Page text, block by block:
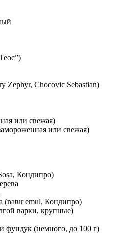
Zephyr, Chocovic Sebastian)
или свежая)
или свежая)
Кондипро)
(natur emul, Кондипро)
варки, крупные)
фундук (немного, до 100 г)